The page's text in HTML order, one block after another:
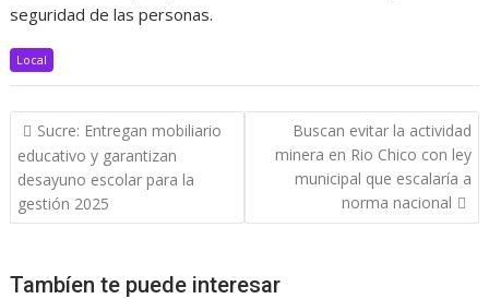
seguridad de las personas.
Local
Navegación
de
entradas
Sucre: Entregan mobiliario
educativo y garantizan
desayuno escolar para la
gestión 2025
Buscan evitar la actividad
minera en Rio Chico con ley
municipal que escalaría a
norma nacional
Tambíen te puede interesar